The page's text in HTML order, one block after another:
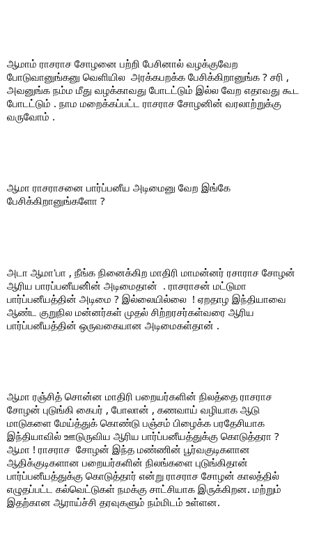
ஆமாம் ராசராச சோழனை பற்றி பேசினால் வழக்குவேற
போடுவானுங்கனு வெளியில  அரக்கபறக்க பேசிக்கிறானுங்க ? சரி ,
அவனுங்க நம்ம மீது வழக்காவது போடட்டும் இல்ல வேற எதாவது கூட
போடட்டும் . நாம மறைக்கப்பட்ட ராசராச சோழனின் வரலாற்றுக்கு
வருவோம் .
ஆமா ராசராசனை பார்ப்பனீய அடிமைனு வேற இங்கே
பேசிக்கிறானுங்களோ ?
அடா ஆமா'பா , நீங்க நினைக்கிற மாதிரி மாமன்னர் ரசாராச சோழன்
ஆரிய பாரப்பனீயனி்ன் அடிமைதான்  . ராசராசன் மட்டுமா
பார்ப்பனீயத்தின் அடிமை ? இல்லையில்லை  ! ஏறதாழ இந்தியாவை
ஆண்ட குறுநில மன்னர்கள் முதல் சிற்றரசர்கள்வரை ஆரிய
பார்ப்பனீயத்தின் ஒருவகையான அடிமைகள்தான் .
ஆமா ரஞ்சித் சொன்ன மாதிரி பறையர்களின் நிலத்தை ராசராச
சோழன் புடுங்கி கைபர் , போலான் , கணவாய் வழியாக ஆடு
மாடுகளை மேய்த்துக் கொண்டு பஞ்சம் பிழைக்க பரதேசியாக
இந்தியாவில் ஊடுருவிய ஆரிய பார்ப்பனீயத்துக்கு கொடுத்தரா ?
ஆமா ! ராசராச  சோழன் இந்த மண்ணின் பூர்வகுடிகளான
ஆதிக்குடிகளான பறையர்களின் நிலங்களை புடுங்கிதான்
பார்ப்பனீயத்துக்கு கொடுத்தார் என்று ராசராச சோழன் காலத்தில்
எழுதப்பட்ட கல்வெட்டுகள் நமக்கு சாட்சியாக இருக்கிறன. மற்றும்
இதற்கான ஆராய்ச்சி தரவுகளும் நம்மிடம் உள்ளன.